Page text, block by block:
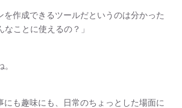
を作成できるツールだというのは分かった
ことに使えるの？」
にも趣味にも、日常のちょっとした場面に